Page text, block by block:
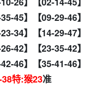
45】【09-29-46】
34】【14-29-47】
42】【23-35-42】
46】【35-41-46】
特:猴23准